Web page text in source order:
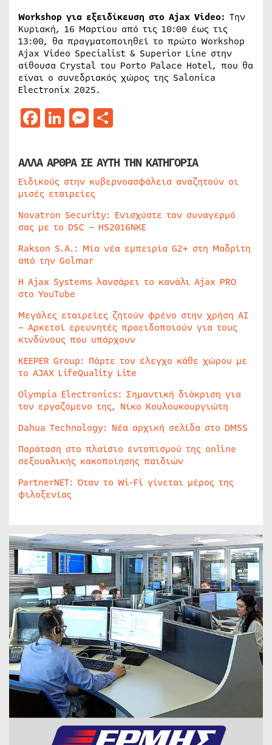
Workshop για εξειδίκευση στο Ajax Video: Την
Κυριακή, 16 Μαρτίου από τις 10:00 έως τις
13:00, θα πραγματοποιηθεί το πρώτο Workshop
Ajax Video Specialist & Superior Line στην
αίθουσα Crystal του Porto Palace Hotel, που θα
είναι ο συνεδριακός χώρος της Salonica
Electronix 2025.
Facebook
LinkedIn
Messenger
ΑΛΛΑ ΑΡΘΡΑ ΣΕ ΑΥΤΗ ΤΗΝ ΚΑΤΗΓΟΡΙΑ
Ειδικούς στην κυβερνοασφάλεια αναζητούν οι
μισές εταιρείες
Novatron Security: Ενισχύστε τον συναγερμό
σας με το DSC – HS2016NKE
Rakson S.A.: Μία νέα εμπειρία G2+ στη Μαδρίτη
από την Golmar
Η Ajax Systems λανσάρει το κανάλι Ajax PRO
στο YouTube
Μεγάλες εταιρείες ζητούν φρένο στην χρήση AI
– Αρκετοί ερευνητές προειδοποιούν για τους
κινδύνους που υπάρχουν
KEEPER Group: Πάρτε τον έλεγχο κάθε χώρου με
το AJAX LifeQuality Lite
Olympia Electronics: Σημαντική διάκριση για
τον εργαζόμενο της, Νίκο Κουλουκουργιώτη
Dahua Technology: Νέα αρχική σελίδα στο DMSS
Παράταση στο πλαίσιο εντοπισμού της online
σεξουαλικής κακοποίησης παιδιών
PartnerNET: Όταν το Wi-Fi γίνεται μέρος της
φιλοξενίας